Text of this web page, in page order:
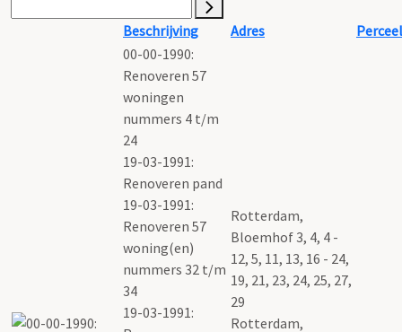
Beschrijving Adres
Perceel
00-00-1990:
Renoveren 57
woningen
nummers 4 t/m
24
19-03-1991:
Renoveren pand
19-03-1991:
Renoveren 57
woning(en)
nummers 32 t/m
34
19-03-1991:
Rotterdam,
Bloemhof 3, 4, 4 -
12, 5, 11, 13, 16 - 24,
19, 21, 23, 24, 25, 27,
29
Rotterdam,